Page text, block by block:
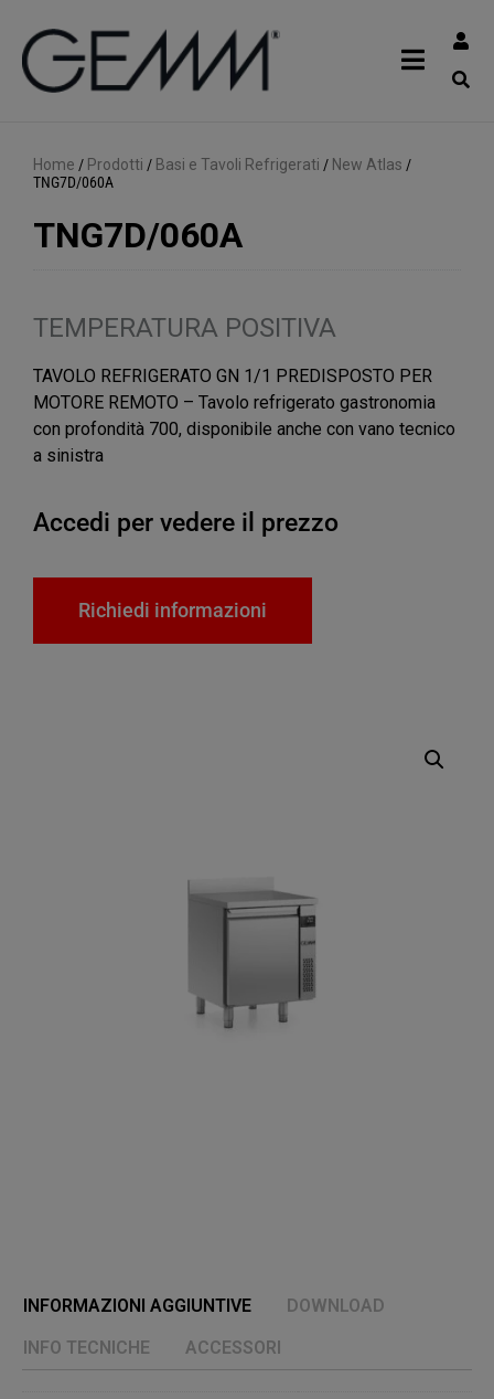
Home / Prodotti / Basi e Tavoli Refrigerati / New Atlas /
TNG7D/060A
TNG7D/060A
TEMPERATURA POSITIVA
TAVOLO REFRIGERATO GN 1/1 PREDISPOSTO PER
MOTORE REMOTO – Tavolo refrigerato gastronomia
con profondità 700, disponibile anche con vano tecnico
a sinistra
Accedi per vedere il prezzo
Richiedi informazioni
INFORMAZIONI AGGIUNTIVE
DOWNLOAD
INFO TECNICHE
ACCESSORI